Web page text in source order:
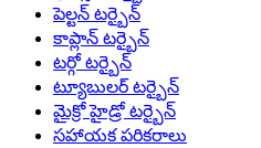
పెల్టన్ టర్బైన్
కాప్లాన్ టర్బైన్
టర్గో టర్బైన్
ట్యూబులర్ టర్బైన్
మైక్రో హైడ్రో టర్బైన్
సహాయక పరికరాలు